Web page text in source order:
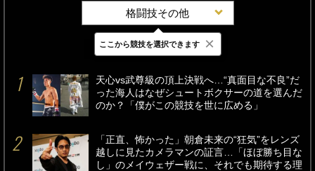
格闘技その他
最新 24時間 週間
天心vs武尊級の頂上決戦へ…“真面目な不良”だ
った海人はなぜシュートボクサーの道を選んだ
のか？「僕がこの競技を世に広める」
「正直、怖かった」朝倉未来の“狂気”をレンズ
越しに見たカメラマンの証言…「ほぼ勝ち目な
し」のメイウェザー戦に、それでも期待する理
ここから競技を選択できます ×